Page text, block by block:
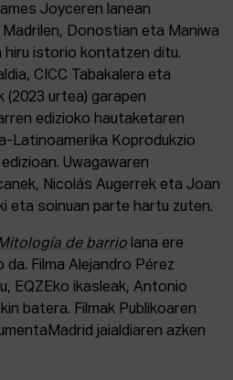
Joyceren lanean
Donostian eta Maniwa
hiru istorio kontatzen ditu.
CICC Tabakalera eta
(2023 urtea) garapen
edizioko hautaketaren
Latinoamerika Koprodukzio
Uwagawaren
Nicolás Augerrek eta Joan
eta soinuan parte hartu zuten.
de barrio lana ere
Filma Alejandro Pérez
EQZEko ikasleak, Antonio
batera. Filmak Publikoaren
jaialdiaren azken